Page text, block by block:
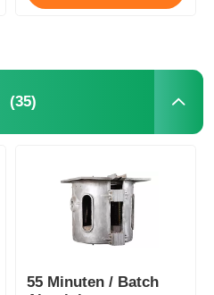
(35)
55 Minuten / Batch